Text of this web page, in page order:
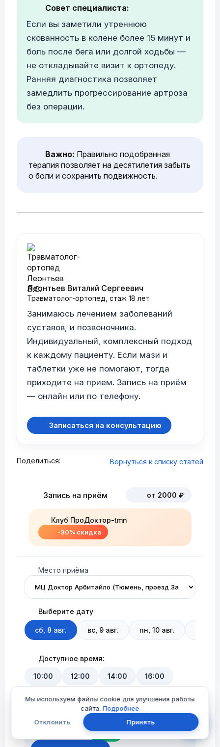
Совет специалиста:
Если вы заметили утреннюю
скованность в колене более 15 минут и
боль после бега или долгой ходьбы —
не откладывайте визит к ортопеду.
Ранняя диагностика позволяет
замедлить прогрессирование артроза
без операции.
Важно: Правильно подобранная
терапия позволяет на десятилетия забыть
о боли и сохранить подвижность.
Леонтьев Виталий Сергеевич
Травматолог-ортопед, стаж 18 лет
Занимаюсь лечением заболеваний
суставов, и позвоночника.
Индивидуальный, комплексный подход
к каждому пациенту. Если мази и
таблетки уже не помогают, тогда
приходите на прием. Запись на приём
— онлайн или по телефону.
Записаться на консультацию
Поделиться: Вернуться к списку статей
Запись на приём от 2000 ₽
Клуб ПроДоктор-tmn
-30% скидка
Место приёма
Выберите дату
сб, 8 авг. вс, 9 авг. пн, 10 авг.
Доступное время:
10:00 12:00 14:00 16:00
Приём травматолога-ортопеда
1 700 ₽ -30%
Мы используем файлы cookie для улучшения работы
сайта.Подробнее
Отклонить
Принять